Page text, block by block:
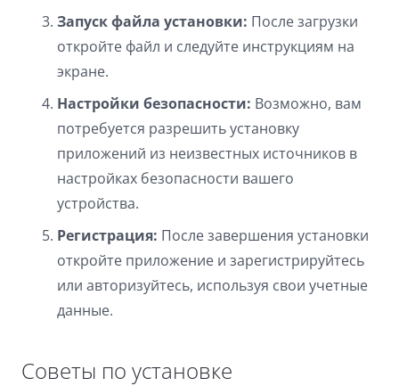
Запуск файла установки: После загрузки
откройте файл и следуйте инструкциям на
экране.
Настройки безопасности: Возможно, вам
потребуется разрешить установку
приложений из неизвестных источников в
настройках безопасности вашего
устройства.
Регистрация: После завершения установки
откройте приложение и зарегистрируйтесь
или авторизуйтесь, используя свои учетные
данные.
Советы по установке